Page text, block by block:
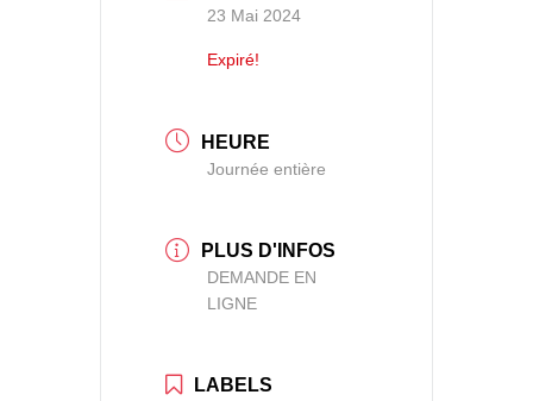
23 Mai 2024
Expiré!
HEURE
Journée entière
PLUS D'INFOS
DEMANDE EN
LIGNE
LABELS